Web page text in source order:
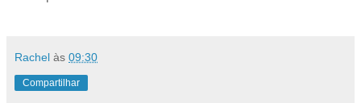
Rachel às 09:30
Compartilhar